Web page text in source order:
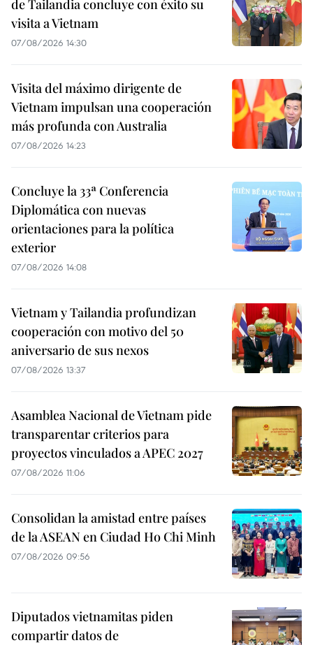
de Tailandia concluye con éxito su
visita a Vietnam
07/08/2026 14:30
Visita del máximo dirigente de
Vietnam impulsan una cooperación
más profunda con Australia
07/08/2026 14:23
Concluye la 33ª Conferencia
Diplomática con nuevas
orientaciones para la política
exterior
07/08/2026 14:08
Vietnam y Tailandia profundizan
cooperación con motivo del 50
aniversario de sus nexos
07/08/2026 13:37
Asamblea Nacional de Vietnam pide
transparentar criterios para
proyectos vinculados a APEC 2027
07/08/2026 11:06
Consolidan la amistad entre países
de la ASEAN en Ciudad Ho Chi Minh
07/08/2026 09:56
Diputados vietnamitas piden
compartir datos de